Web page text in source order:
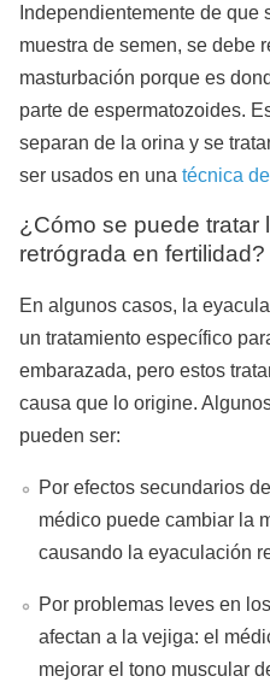
Independientemente de que
muestra de semen, se debe
masturbación porque es
parte de espermatozoides.
separan de la orina y se
ser usados en una técnica
¿Cómo se puede tratar
retrógrada en fertilidad?
En algunos casos, la
un tratamiento específico
embarazada, pero estos
causa que lo origine.
pueden ser:
Por efectos secundarios
médico puede cambiar la
causando la eyaculación
Por problemas leves en
afectan a la vejiga: el
mejorar el tono muscular